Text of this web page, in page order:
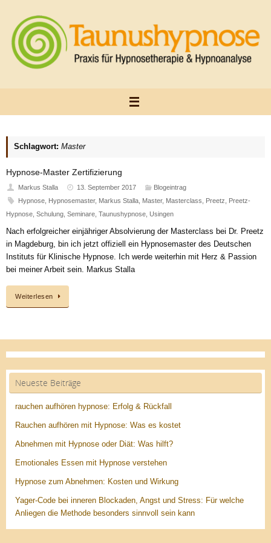
springen
Schlagwort: Master
Hypnose-Master Zertifizierung
Markus Stalla 13. September 2017
Blogeintrag
Hypnose, Hypnosemaster, Markus Stalla, Master, Masterclass Preetz
Preetz-
Hypnose Schulung Seminare Taunushypnose Usingen
Nach erfolgreicher einjähriger Absolvierung der Masterclass bei Dr. Preetz
in Magdeburg, bin ich jetzt offiziell ein Hypnosemaster des Deutschen
Instituts für Klinische Hypnose. Ich werde weiterhin mit Herz & Passion
bei meiner Arbeit sein. Markus Stalla
Weiterlesen
Neueste Beiträge
rauchen aufhören hypnose: Erfolg & Rückfall
Rauchen aufhören mit Hypnose: Was es kostet
Abnehmen mit Hypnose oder Diät: Was hilft?
Emotionales Essen mit Hypnose verstehen
Hypnose zum Abnehmen: Kosten und Wirkung
Yager-Code bei inneren Blockaden, Angst und Stress: Für welche
Anliegen die Methode besonders sinnvoll sein kann